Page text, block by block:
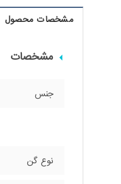
مشخصات محصول
مشخصات
جنس
نوع گن